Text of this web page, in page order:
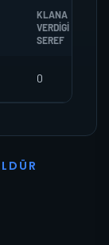
KLANA
VERDIGI
SEREF
0
L D Ü R